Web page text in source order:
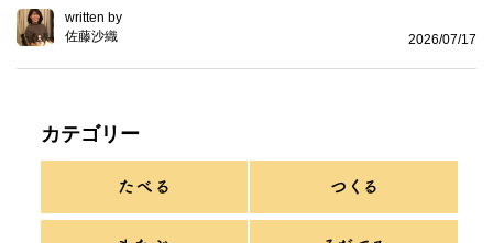
written by
佐藤沙織
2026/07/17
カテゴリー